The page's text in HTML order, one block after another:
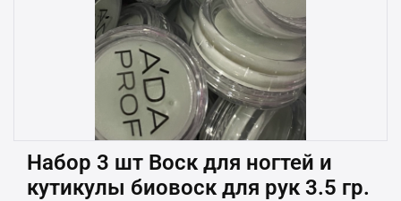
Набор 3 шт Воск для ногтей и
кутикулы биовоск для рук 3.5 гр.